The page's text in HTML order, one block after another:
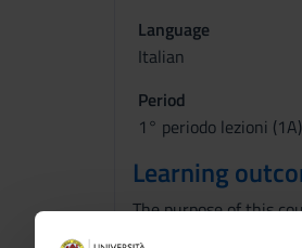
Language
Italian
Period
1° periodo lezioni
Learning
The purpose of this
the legal